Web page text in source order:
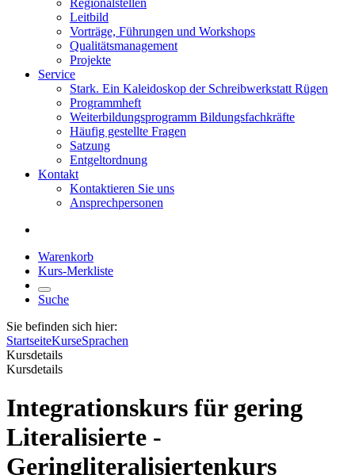
Regionalstellen
Leitbild
Vorträge, Führungen und Workshops
Qualitätsmanagement
Projekte
Service
Stark. Ein Kaleidoskop der Schreibwerkstatt Rügen
Programmheft
Weiterbildungsprogramm Bildungsfachkräfte
Häufig gestellte Fragen
Satzung
Entgeltordnung
Kontakt
Kontaktieren Sie uns
Ansprechpersonen
Warenkorb
Kurs-Merkliste
Suche
Sie befinden sich hier:
StartseiteKurseSprachen
Kursdetails
Kursdetails
Integrationskurs für gering
Literalisierte -
Geringliteralisiertenkurs